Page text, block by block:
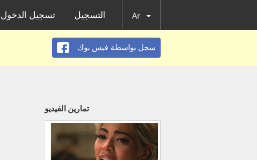
تسجيل الدخول التسجيل Ar
سجل بواسطة فيس بوك
تمارين الفيديو